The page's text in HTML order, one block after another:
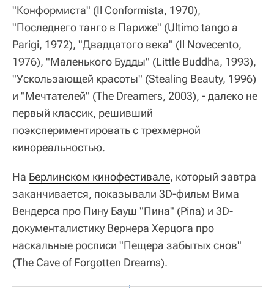
"Конформиста" (Il Conformista, 1970),
"Последнего танго в Париже" (Ultimo tango a
Parigi, 1972), "Двадцатого века" (Il Novecento,
1976), "Маленького Будды" (Little Buddha, 1993),
"Ускользающей красоты" (Stealing Beauty, 1996)
и "Мечтателей" (The Dreamers, 2003), - далеко не
первый классик, решивший
поэкспериментировать с трехмерной
кинореальностью.
На Берлинском кинофестивале, который завтра
заканчивается, показывали 3D-фильм Вима
Вендерса про Пину Бауш "Пина" (Pina) и 3D-
документалистику Вернера Херцога про
наскальные росписи "Пещера забытых снов"
(The Cave of Forgotten Dreams).